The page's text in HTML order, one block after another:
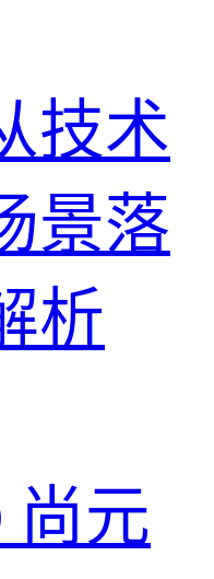
技术
景落
析
尚元